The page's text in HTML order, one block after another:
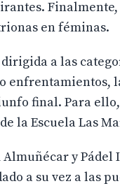
en féminas.
a las
enfrentamientos,
final. Para
la Escuela Las
Almuñécar y
a su vez a las